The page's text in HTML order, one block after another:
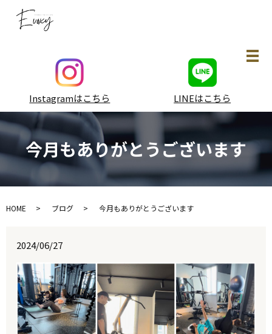
Instagramはこちら LINEはこちら
メ
今月もありがとうございます
HOME ブログ 今月もありがとうございます
2024/06/27